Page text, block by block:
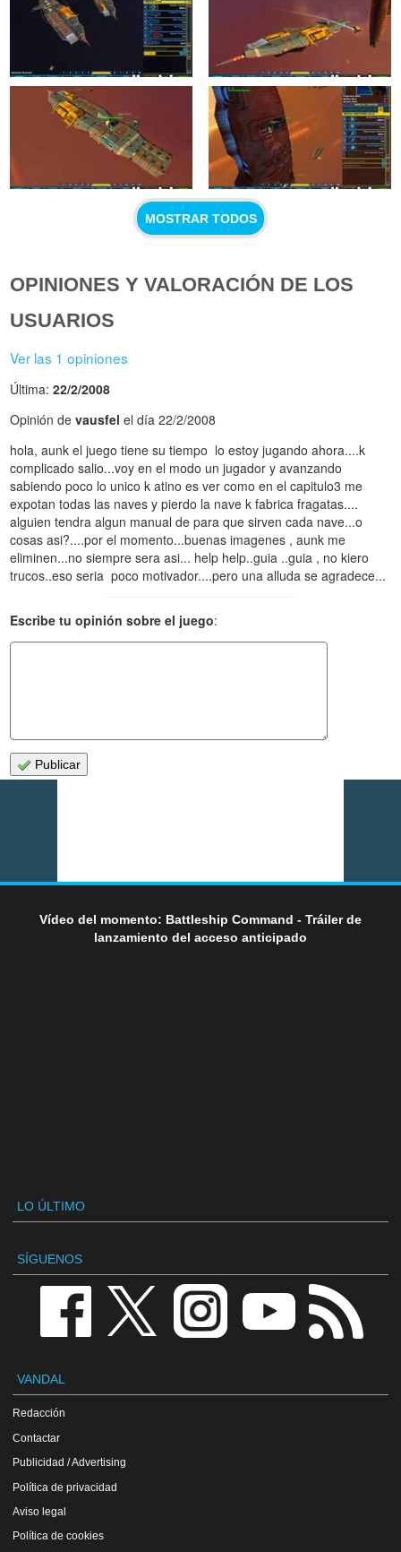
MOSTRAR TODOS
OPINIONES Y VALORACIÓN DE LOS
USUARIOS
Ver las 1 opiniones
Última:22/2/2008
Opinión devausfel el día 22/2/2008
hola, aunk el juego tiene su tiempo lo estoy jugando ahora....k
complicado salio...voy en el modo un jugador y avanzando
sabiendo poco lo unico k atino es ver como en el capitulo3 me
expotan todas las naves y pierdo la nave k fabrica fragatas....
alguien tendra algun manual de para que sirven cada nave...o
cosas asi?....por el momento...buenas imagenes , aunk me
eliminen...no siempre sera asi... help help..guia ..guia , no kiero
trucos..eso seria poco motivador....pero una alluda se agradece...
Escribe tu opinión sobre el juego:
Publicar
Vídeo del momento: Battleship Command - Tráiler de
lanzamiento del acceso anticipado
LO ÚLTIMO
SÍGUENOS
VANDAL
Redacción
Contactar
Publicidad / Advertising
Política de privacidad
Aviso legal
Política de cookies